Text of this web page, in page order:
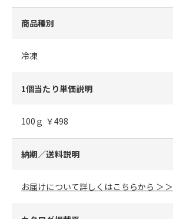
商品種別
冷凍
1個当たり単価説明
100ｇ ￥498
納期／送料説明
お届けについて詳しくはこちらから ＞＞